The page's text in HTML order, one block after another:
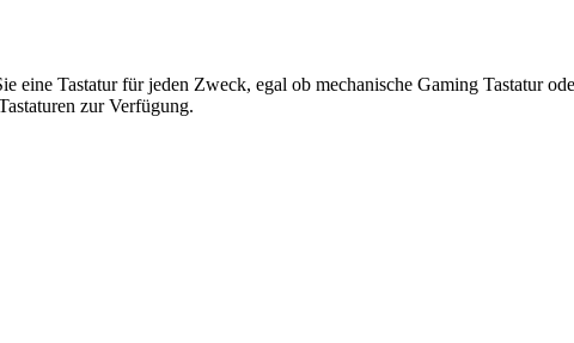
Tastatur für jeden Zweck, egal ob mechanische Gaming Tastatur
zur Verfügung.